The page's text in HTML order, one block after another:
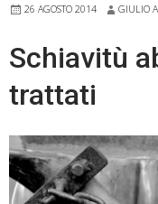
26 AGOSTO 2014 GIULIO
Schiavitù
trattati